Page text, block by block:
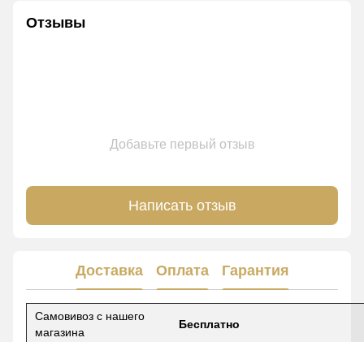
Отзывы
Добавьте первый отзыв
Написать отзыв
Доставка Оплата Гарантия
Самовивоз с нашего
магазина
Бесплатно